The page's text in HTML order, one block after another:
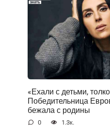
«Ехали с детьми,
Победительница
бежала с родины
0 1.3к.